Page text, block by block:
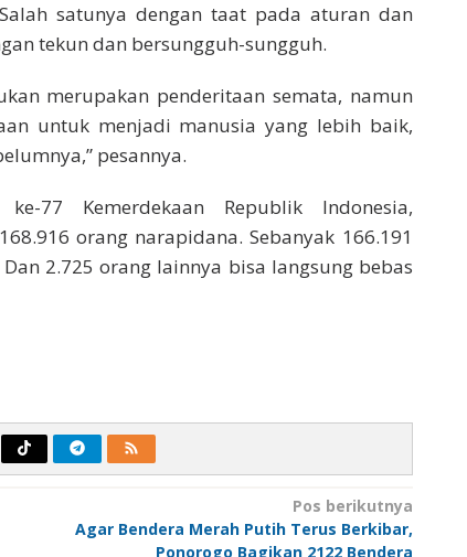
satunya dengan taat pada aturan dan
tekun dan bersungguh-sungguh.
merupakan penderitaan semata, namun
untuk menjadi manusia yang lebih baik,
pesannya.
77 Kemerdekaan Republik Indonesia,
orang narapidana. Sebanyak 166.191
2.725 orang lainnya bisa langsung bebas
Pos berikutnya
Agar Bendera Merah Putih Terus Berkibar,
Ponorogo Bagikan 2122 Bendera